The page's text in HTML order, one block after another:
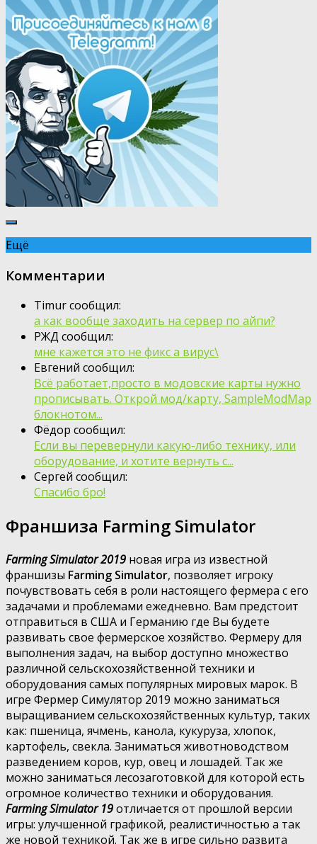
Ещё
Комментарии
Timur сообщил:
а как вообще заходить на сервер по айпи?
РЖД сообщил:
мне кажется это не фикс а вирус\
Евгений сообщил:
Всё работает,просто в модовские карты нужно
прописывать. Открой мод/карту, SampleModMap
блокнотом...
Фёдор сообщил:
Если вы перевернули какую-либо технику, или
оборудование, и хотите вернуть с...
Сергей сообщил:
Спасибо бро!
Франшиза Farming Simulator
Farming Simulator 2019 новая игра из известной
франшизы Farming Simulator, позволяет игроку
почувствовать себя в роли настоящего фермера с его
задачами и проблемами ежедневно. Вам предстоит
отправиться в США и Германию где Вы будете
развивать свое фермерское хозяйство. Фермеру для
выполнения задач, на выбор доступно множество
различной сельскохозяйственной техники и
оборудования самых популярных мировых марок. В
игре Фермер Симулятор 2019 можно заниматься
выращиванием сельскохозяйственных культур, таких
как: пшеница, ячмень, канола, кукуруза, хлопок,
картофель, свекла. Заниматься животноводством
разведением коров, кур, овец и лошадей. Так же
можно заниматься лесозаготовкой для которой есть
огромное количество техники и оборудования.
Farming Simulator 19отличается от прошлой версии
игры: улучшенной графикой, реалистичностью а так
же новой техникой. Так же в игре сильно развита